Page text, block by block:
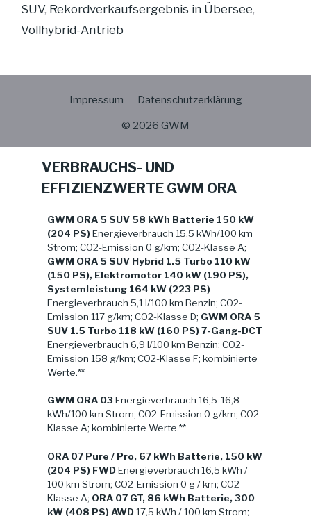
SUV, Rekordverkaufsergebnis in Übersee,
Vollhybrid-Antrieb
Impressum Datenschutzerklärung
© 2026 GWM
VERBRAUCHS- UND
EFFIZIENZWERTE GWM ORA
GWM ORA 5 SUV 58 kWh Batterie 150 kW
(204 PS) Energieverbrauch 15,5 kWh/100 km
Strom; CO2-Emission 0 g/km; CO2-Klasse A;
GWM ORA 5 SUV Hybrid 1.5 Turbo 110 kW
(150 PS), Elektromotor 140 kW (190 PS),
Systemleistung 164 kW (223 PS)
Energieverbrauch 5,1 l/100 km Benzin; CO2-
Emission 117 g/km; CO2-Klasse D; GWM ORA 5
SUV 1.5 Turbo 118 kW (160 PS) 7-Gang-DCT
Energieverbrauch 6,9 l/100 km Benzin; CO2-
Emission 158 g/km; CO2-Klasse F; kombinierte
Werte.**
GWM ORA 03 Energieverbrauch 16,5-16,8
kWh/100 km Strom; CO2-Emission 0 g/km; CO2-
Klasse A; kombinierte Werte.**
ORA 07 Pure / Pro, 67 kWh Batterie, 150 kW
(204 PS) FWD Energieverbrauch 16,5 kWh /
100 km Strom; CO2-Emission 0 g / km; CO2-
Klasse A; ORA 07 GT, 86 kWh Batterie, 300
kW (408 PS) AWD 17,5 kWh / 100 km Strom;